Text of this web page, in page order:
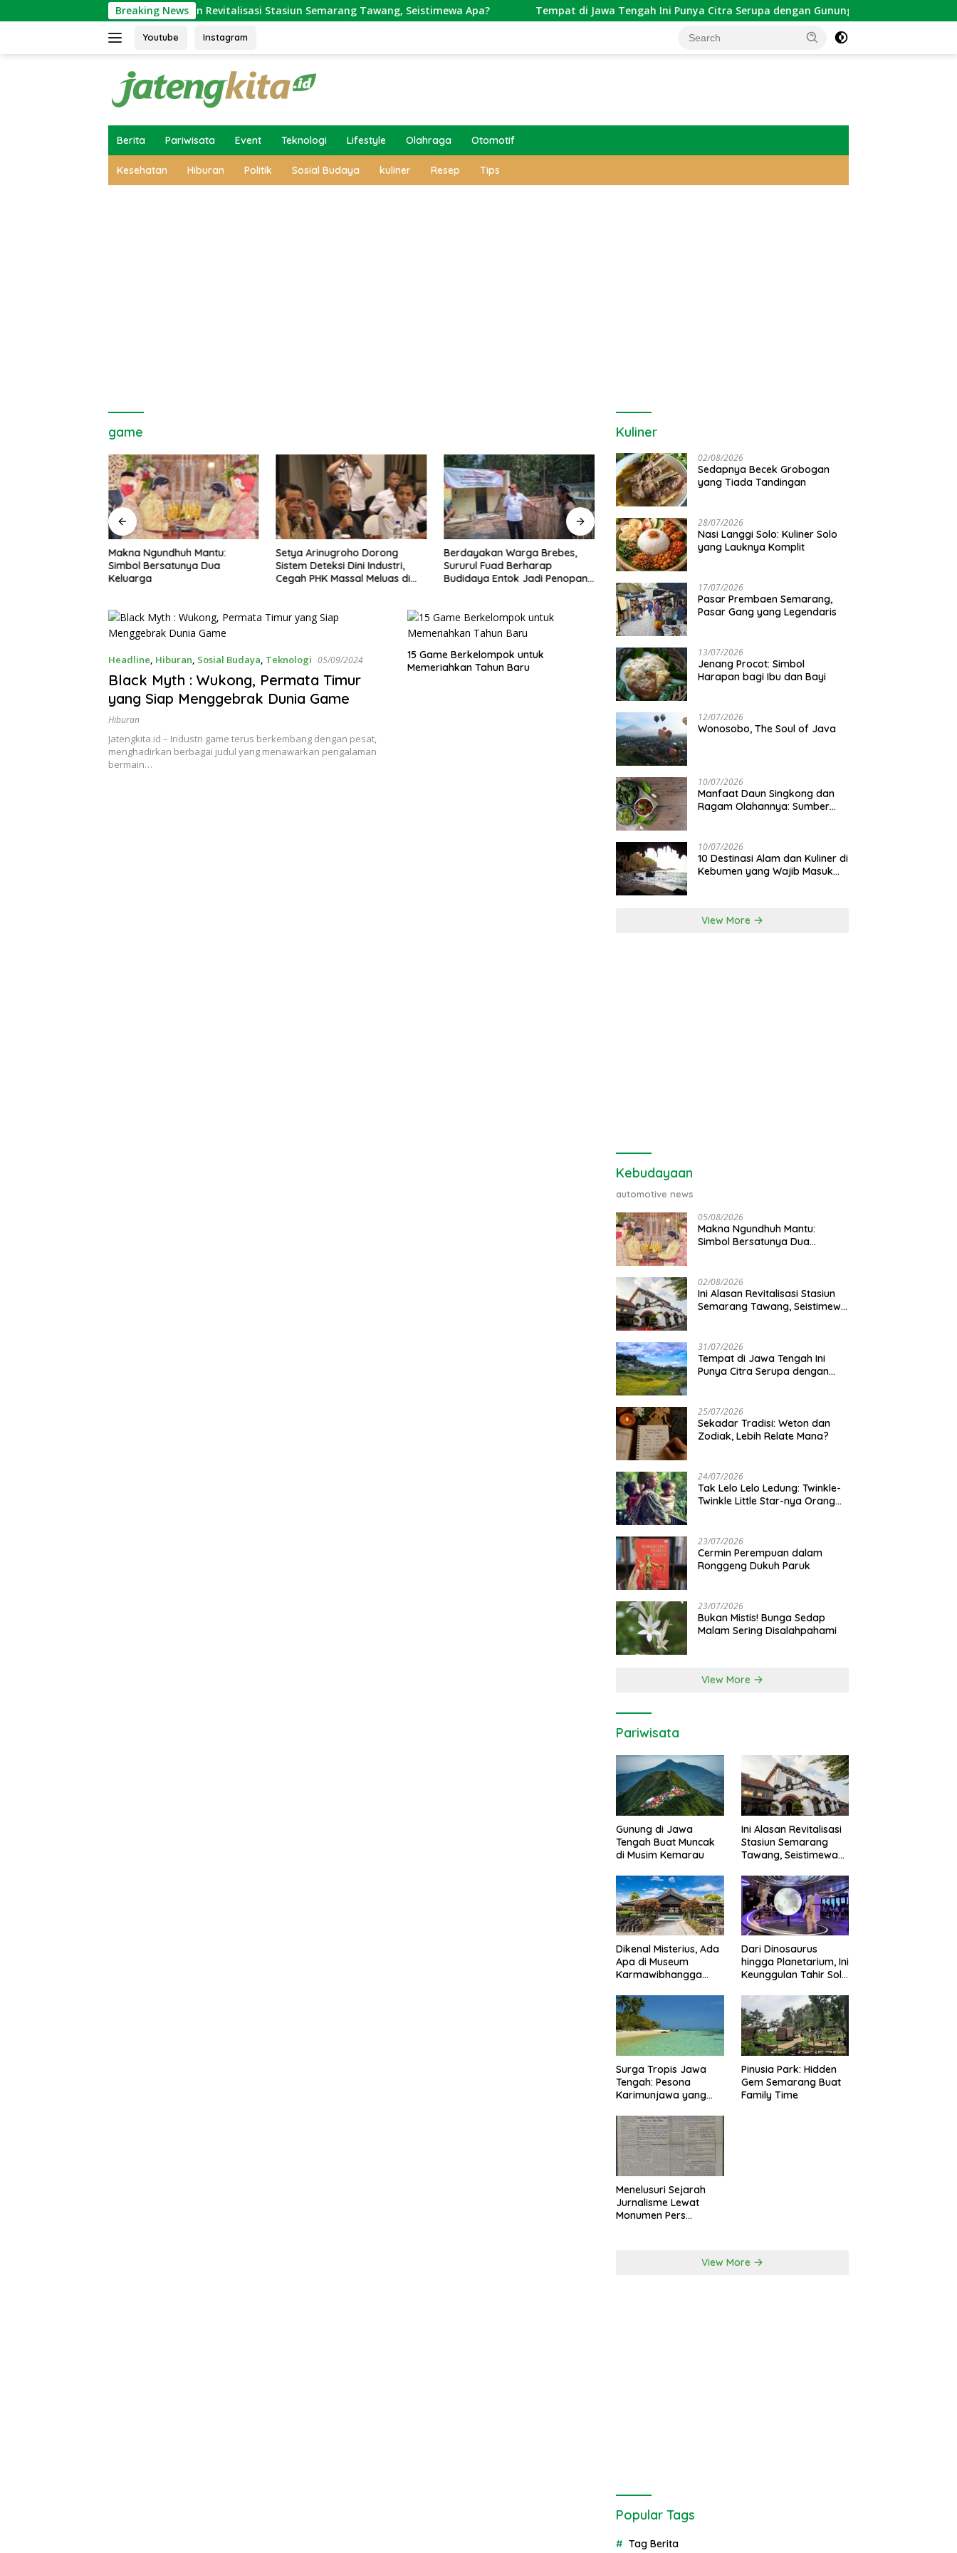
to
Breaking News
Ini Alasan Revitalisasi Stasiun Semarang Tawang, Seistimewa Apa? Tempat di Jawa Tengah Ini Punya Citra Serupa dengan Gunung Kawi
Youtube Instagram
Berita Pariwisata Event Teknologi Lifestyle Olahraga Otomotif
Kesehatan Hiburan Politik Sosial Budaya kuliner Resep Tips
game
Setya Arinugroho Dorong
Sistem Deteksi Dini Industri,
Cegah PHK Massal Meluas di
Berdayakan Warga Brebes,
Sururul Fuad Berharap
Budidaya Entok Jadi Penopang
Sejarah Kawasan Candi Baru
Semarang di Era Kolonial
Setya Arinugroho: Program
Magang Kerja Jepang Jadi
5 Fakta Mengejutkan di Balik
Headline Hiburan Sosial Budaya Teknologi 05/09/2024
Black Myth : Wukong, Permata Timur
yang Siap Menggebrak Dunia Game
Hiburan
Jatengkita.id – Industri game terus berkembang dengan pesat,
menghadirkan berbagai judul yang menawarkan pengalaman
bermain…
15 Game Berkelompok untuk
Memeriahkan Tahun Baru
Kuliner
02/08/2026
Sedapnya Becek Grobogan
yang Tiada Tandingan
28/07/2026
Nasi Langgi Solo: Kuliner Solo
yang Lauknya Komplit
17/07/2026
Pasar Prembaen Semarang,
Pasar Gang yang Legendaris
13/07/2026
Jenang Procot: Simbol
Harapan bagi Ibu dan Bayi
12/07/2026
Wonosobo, The Soul of Java
10/07/2026
Manfaat Daun Singkong dan
Ragam Olahannya: Sumber
10/07/2026
10 Destinasi Alam dan Kuliner di
Kebumen yang Wajib Masuk
View More
Kebudayaan
automotive news
05/08/2026
Makna Ngundhuh Mantu:
Simbol Bersatunya Dua
02/08/2026
Ini Alasan Revitalisasi Stasiun
Semarang Tawang, Seistimewa
31/07/2026
Tempat di Jawa Tengah Ini
Punya Citra Serupa dengan
25/07/2026
Sekadar Tradisi: Weton dan
Zodiak, Lebih Relate Mana?
24/07/2026
Tak Lelo Lelo Ledung: Twinkle-
Twinkle Little Star-nya Orang
23/07/2026
Cermin Perempuan dalam
Ronggeng Dukuh Paruk
23/07/2026
Bukan Mistis! Bunga Sedap
Malam Sering Disalahpahami
View More
Pariwisata
Gunung di Jawa
Tengah Buat Muncak
di Musim Kemarau
Ini Alasan Revitalisasi
Stasiun Semarang
Tawang, Seistimewa
Dikenal Misterius, Ada
Apa di Museum
Karmawibhangga
Dari Dinosaurus
hingga Planetarium, Ini
Keunggulan Tahir Solo
Surga Tropis Jawa
Tengah: Pesona
Karimunjawa yang
Pinusia Park: Hidden
Gem Semarang Buat
Family Time
Menelusuri Sejarah
Jurnalisme Lewat
Monumen Pers
View More
Popular Tags
Tag Berita